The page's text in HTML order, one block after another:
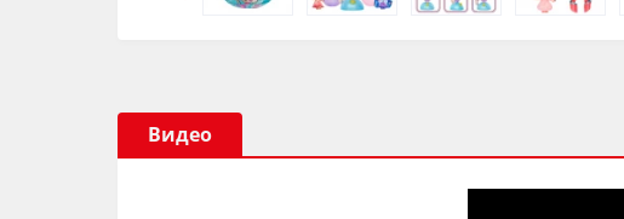
Видео